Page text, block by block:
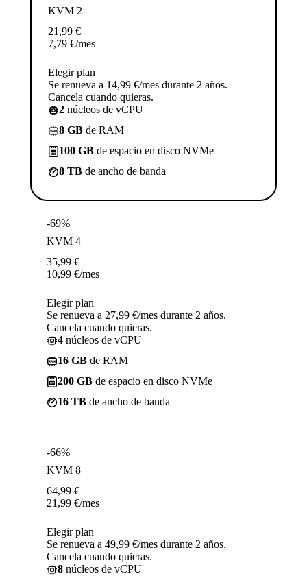
KVM 2
21,99 €
7,79 €/mes
Elegir plan
Se renueva a 14,99 €/mes durante 2 años.
Cancela cuando quieras.
2 núcleos de vCPU
8 GB de RAM
100 GB de espacio en disco NVMe
8 TB de ancho de banda
-69%
KVM 4
35,99 €
10,99 €/mes
Elegir plan
Se renueva a 27,99 €/mes durante 2 años.
Cancela cuando quieras.
4 núcleos de vCPU
16 GB de RAM
200 GB de espacio en disco NVMe
16 TB de ancho de banda
-66%
KVM 8
64,99 €
21,99 €/mes
Elegir plan
Se renueva a 49,99 €/mes durante 2 años.
Cancela cuando quieras.
8 núcleos de vCPU